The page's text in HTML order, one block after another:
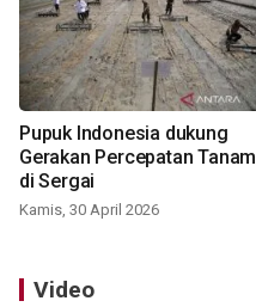
Pupuk Indonesia dukung
Gerakan Percepatan Tanam
di Sergai
Kamis, 30 April 2026
Video